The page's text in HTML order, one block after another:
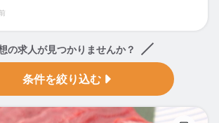
の求人が見つかりませんか？
条件を絞り込む